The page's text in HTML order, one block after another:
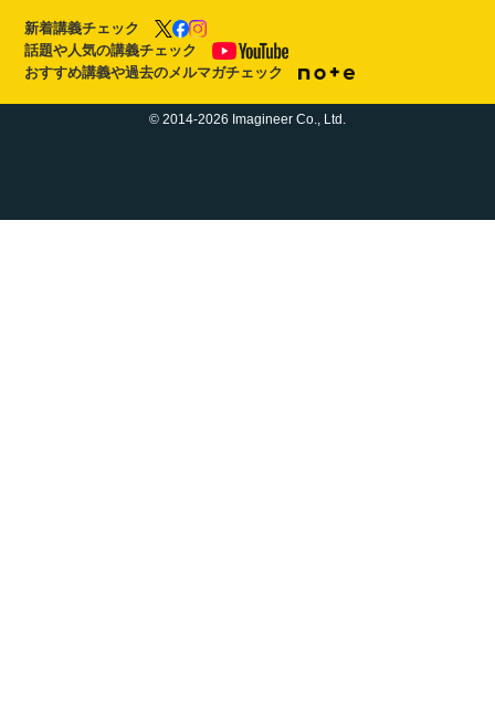
新着講義チェック
話題や人気の講義チェック
おすすめ講義や過去のメルマガチェック
© 2014-2026 Imagineer Co., Ltd.